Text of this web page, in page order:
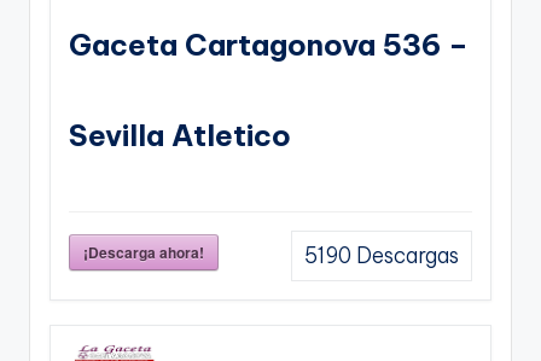
Gaceta Cartagonova 536 –
Sevilla Atletico
¡Descarga ahora! 5190 Descargas